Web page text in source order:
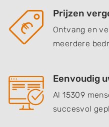
Prijzen
Ontvang en
meerdere
Eenvoudig
Al 15309
succesvol